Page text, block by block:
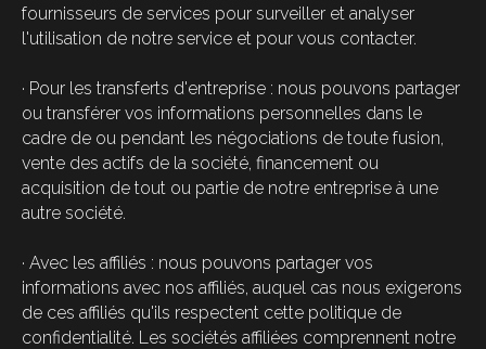
fournisseurs de services pour surveiller et analyser
l'utilisation de notre service et pour vous contacter.
· Pour les transferts d'entreprise : nous pouvons partager
ou transférer vos informations personnelles dans le
cadre de ou pendant les négociations de toute fusion,
vente des actifs de la société, financement ou
acquisition de tout ou partie de notre entreprise à une
autre société.
· Avec les affiliés : nous pouvons partager vos
informations avec nos affiliés, auquel cas nous exigerons
de ces affiliés qu'ils respectent cette politique de
confidentialité. Les sociétés affiliées comprennent notre